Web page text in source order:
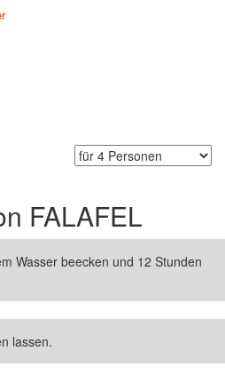
FALAFEL
Wasser beecken und 12 Stunden
lassen.